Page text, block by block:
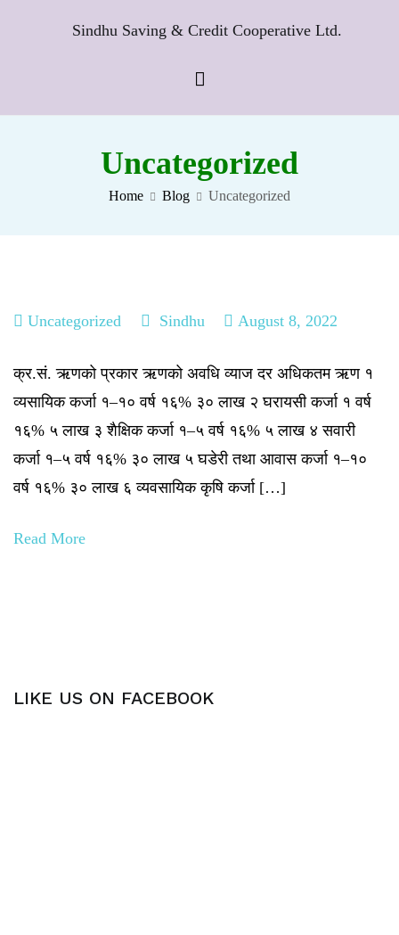
Uncategorized
Home Blog Uncategorized
Uncategorized Sindhu August 8, 2022
क्र.सं. ऋणको प्रकार ऋणको अवधि व्याज दर अधिकतम ऋण १
व्यसायिक कर्जा १–१० वर्ष १६% ३० लाख २ घरायसी कर्जा १ वर्ष
१६% ५ लाख ३ शैक्षिक कर्जा १–५ वर्ष १६% ५ लाख ४ सवारी
कर्जा १–५ वर्ष १६% ३० लाख ५ घडेरी तथा आवास कर्जा १–१०
वर्ष १६% ३० लाख ६ व्यवसायिक कृषि कर्जा […]
Read More
LIKE US ON FACEBOOK